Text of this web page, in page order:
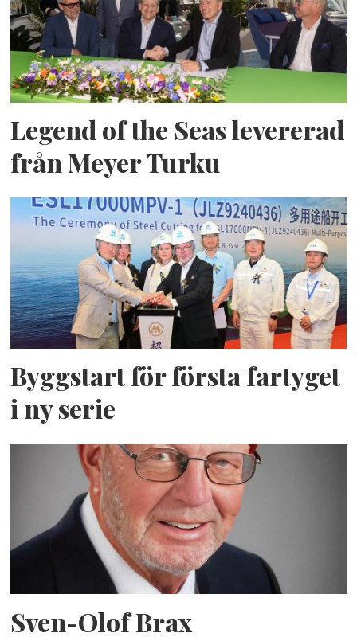
Legend of the Seas levererad
från Meyer Turku
Byggstart för första fartyget
i ny serie
Sven-Olof Brax